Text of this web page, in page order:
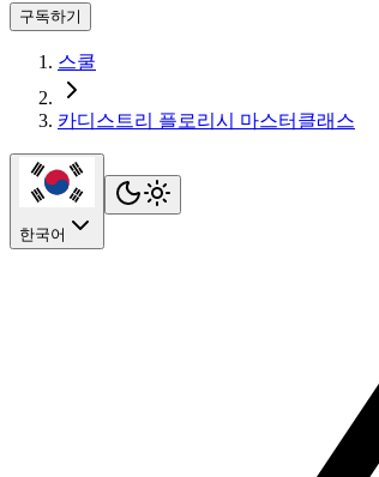
구독하기
스쿨
카디스트리 플로리시 마스터클래스
한국어